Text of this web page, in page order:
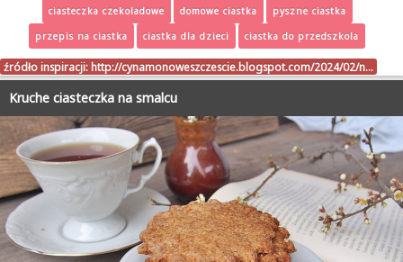
ciasteczka czekoladowe domowe ciastka
pyszne ciastka
przepis na ciastka
ciastka dla dzieci ciastka do przedszkola
źródło inspiracji: http://cynamonoweszczescie.blogspot.com/2024/02/n…
Kruche ciasteczka na smalcu